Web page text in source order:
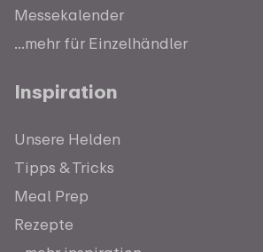
Messekalender
...mehr für Einzelhändler
Inspiration
Unsere Helden
Tipps & Tricks
Meal Prep
Rezepte